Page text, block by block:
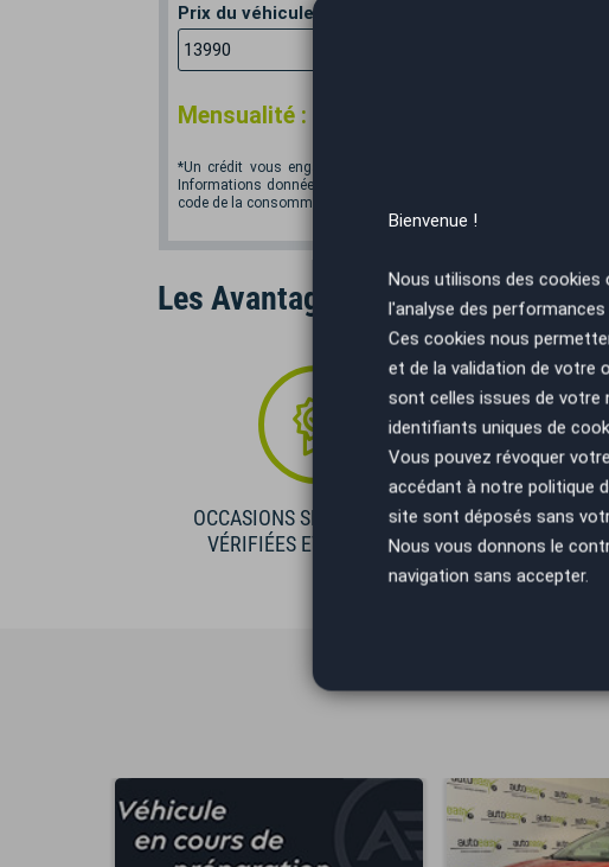
Prix du véhicule
Mensualité :
*Un crédit vous engage et doit être remboursé. Vérifiez vos
Informations données à titre indicatif et non contractuelles. Afin
code de la consommation. Crédit sans assurance. Voir conditions
Les Avantages AutoEasy
OCCASIONS SÉLECTIONNÉES
VÉRIFIÉES ET GARANTIES
Bienvenue !
Nous utilisons des cookies
l'analyse des
Ces cookies nous
et de la validation de votre
sont celles issues de votre
identifiants uniques de
Vous pouvez révoquer
accédant à notre politique
site sont déposés sans
Nous vous donnons le
navigation sans accepter.